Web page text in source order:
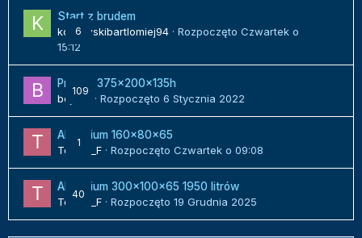
6
Start z brudem
kozlowskibartlomiej94 · Rozpoczęto Czwartek o
15:12
109
Projekt 375x200x135h
bojack
· Rozpoczęto 6 Stycznia 2022
1
Akwarium 160x80x65
Tomek_F · Rozpoczęto Czwartek o 09:08
40
Akwarium 300x100x65 1950 litrów
Tomek_F · Rozpoczęto 19 Grudnia 2025